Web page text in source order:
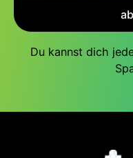
Du kannst dich